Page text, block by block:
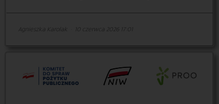
Agnieszka Karolak 10 czerwca 2026 17:01